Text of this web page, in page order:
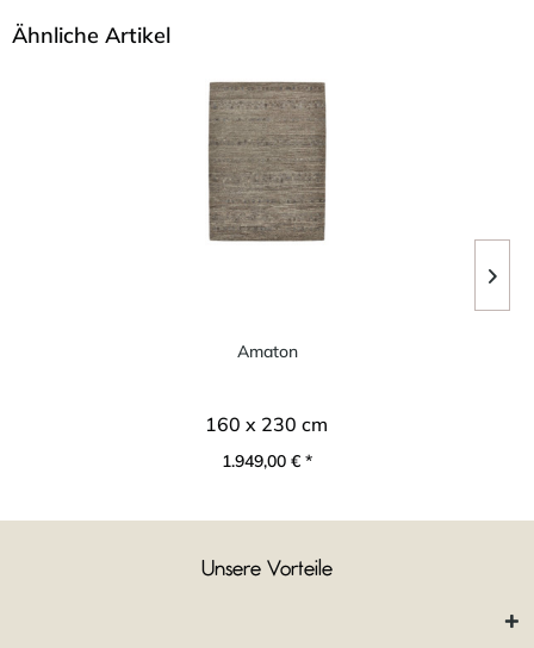
Ähnliche Artikel
Amaton
160 x 230 cm
1.949,00 € *
Unsere Vorteile